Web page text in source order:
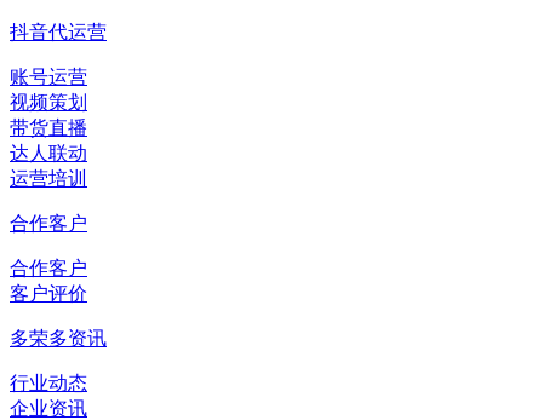
抖音代运营
账号运营
视频策划
带货直播
达人联动
运营培训
合作客户
合作客户
客户评价
多荣多资讯
行业动态
企业资讯